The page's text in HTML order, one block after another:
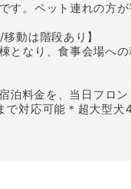
す。ペット連れの方
動は階段あり】
となり、食事会場へ
料金を、当日フロン
対応可能＊超大型犬